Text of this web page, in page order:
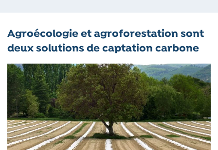
Agroécologie et agroforestation sont
deux solutions de captation carbone